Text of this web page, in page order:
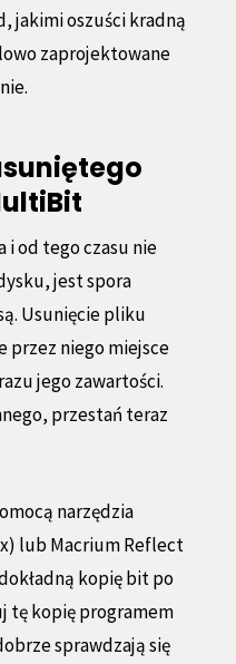
jakimi oszuści kradną
zaprojektowane
i od tego czasu nie
jest spora
Usunięcie pliku
przez niego miejsce
jego zawartości.
przestań teraz
narzędzia
lub Macrium Reflect
kopię bit po
tę kopię programem
sprawdzają się